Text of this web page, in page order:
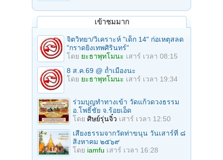
เข้าชมมาก
จิตวิทยา/วิเคราะห์ "เด็ก 14" ก่อเหตุสลด
"กราดยิงเทพศิรินทร์"
โดย ยะธาพุทโมนะ เสาร์ เวลา 08:15
8 ส.ค.69 @ ถ้ำเมืองนะ
โดย ยะธาพุทโมนะ เสาร์ เวลา 19:34
ร่วมบุญทําทางเข้า วัดแก้วดวงธรรม
อ.โพธิ์ชัย จ.ร้อยเอ็ด
โดย ศิษย์รุ่นจิ๋ว เสาร์ เวลา 12:50
เสียงธรรมจากวัดท่าขนุน วันเสาร์ที่ ๘
สิงหาคม ๒๕๖๙
โดย iamfu เสาร์ เวลา 16:28